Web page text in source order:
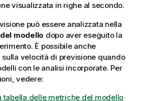
visualizzata in righe al secondo.
può essere analizzata nella
modello dopo aver eseguito la
È possibile anche
velocità di previsione quando
con le analisi incorporate. Per
vedere:
tabella delle metriche del modello